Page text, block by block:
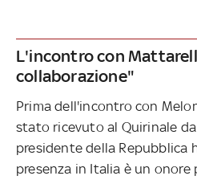
L'incontro con
collaborazione"
Prima dell'incontro con
stato ricevuto al Quirinale
presidente della Repubblica
presenza in Italia è un